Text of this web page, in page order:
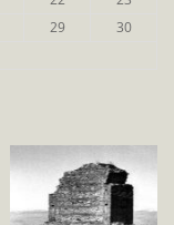
29
30